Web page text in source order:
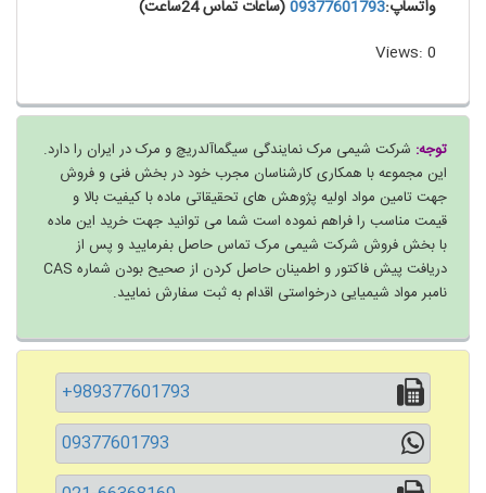
واتساپ:09377601793(ساعات تماس 24ساعت)
Views: 0
توجه: شرکت شیمی مرک نمایندگی سیگماآلدریچ و مرک در ایران را دارد.
این مجموعه با همکاری کارشناسان مجرب خود در بخش فنی و فروش
جهت تامین مواد اولیه پژوهش های تحقیقاتی ماده با کیفیت بالا و
قیمت مناسب را فراهم نموده است شما می توانید جهت خرید این ماده
با بخش فروش شرکت شیمی مرک تماس حاصل بفرمایید و پس از
دریافت پیش فاکتور و اطمینان حاصل کردن از صحیح بودن شماره CAS
نامبر مواد شیمیایی درخواستی اقدام به ثبت سفارش نمایید.
+989377601793
09377601793